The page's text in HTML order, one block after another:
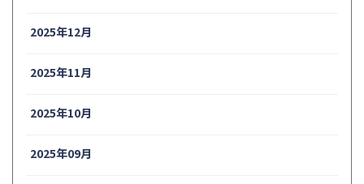
2025年12月
2025年11月
2025年10月
2025年09月